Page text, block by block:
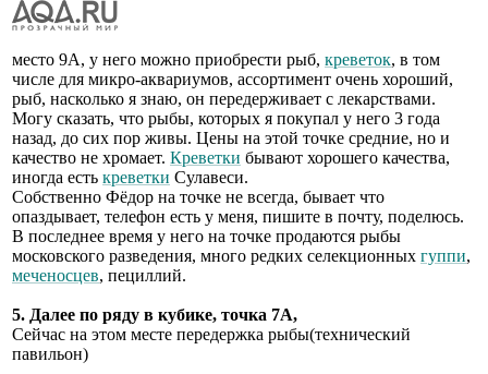
место 9А, у него можно приобрести рыб, креветок, в том
числе для микро-аквариумов, ассортимент очень хороший,
рыб, насколько я знаю, он передерживает с лекарствами.
Могу сказать, что рыбы, которых я покупал у него 3 года
назад, до сих пор живы. Цены на этой точке средние, но и
качество не хромает. Креветки бывают хорошего качества,
иногда есть креветки Сулавеси.
Собственно Фёдор на точке не всегда, бывает что
опаздывает, телефон есть у меня, пишите в почту, поделюсь.
В последнее время у него на точке продаются рыбы
московского разведения, много редких селекционных гуппи,
меченосцев, пециллий.
5. Далее по ряду в кубике, точка 7А,
Сейчас на этом месте передержка рыбы(технический
павильон)